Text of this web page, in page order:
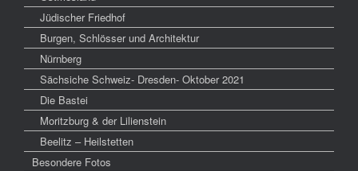
Jüdischer Friedhof
Burgen, Schlösser und Architektur
Nürnberg
Sächsiche Schweiz- Dresden- Oktober 2021
Die Bastei
Moritzburg & der Lilienstein
Beelitz – Heilstetten
Besondere Fotos